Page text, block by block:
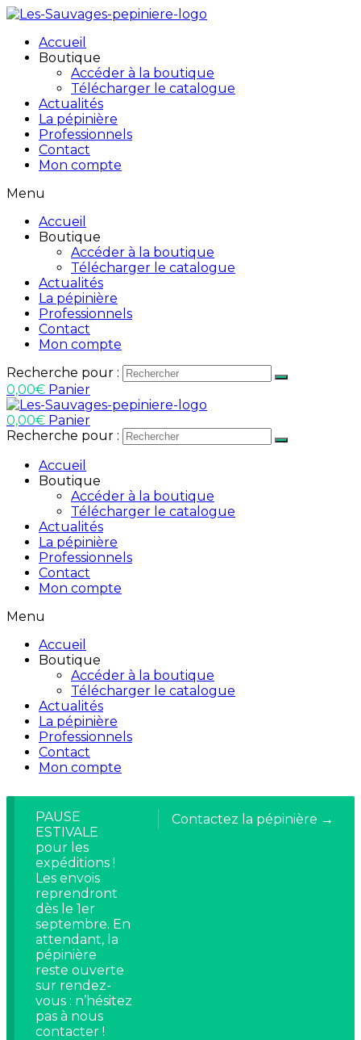
Accueil
Boutique
Accéder à la boutique
Télécharger le catalogue
Actualités
La pépinière
Professionnels
Contact
Mon compte
Menu
Accueil
Boutique
Accéder à la boutique
Télécharger le catalogue
Actualités
La pépinière
Professionnels
Contact
Mon compte
Recherche pour :
0,00€ Panier
0,00€ Panier
Recherche pour :
Accueil
Boutique
Accéder à la boutique
Télécharger le catalogue
Actualités
La pépinière
Professionnels
Contact
Mon compte
Menu
Accueil
Boutique
Accéder à la boutique
Télécharger le catalogue
Actualités
La pépinière
Professionnels
Contact
Mon compte
Contactez la pépinière →
PAUSE
ESTIVALE
pour les
expéditions !
Les envois
reprendront
dès le 1er
septembre. En
attendant, la
pépinière
reste ouverte
sur rendez-
vous : n’hésitez
pas à nous
contacter !